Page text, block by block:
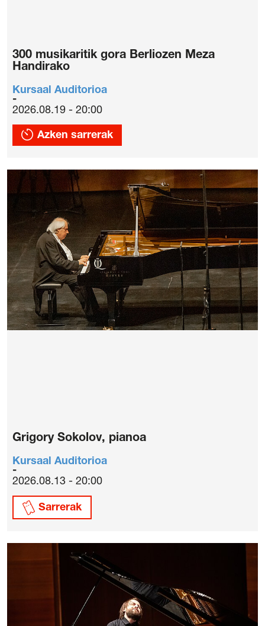
300 musikaritik gora Berliozen Meza
Handirako
Kursaal Auditorioa
2026.08.19 - 20:00
Azken sarrerak
Grigory Sokolov, pianoa
Kursaal Auditorioa
2026.08.13 - 20:00
Sarrerak